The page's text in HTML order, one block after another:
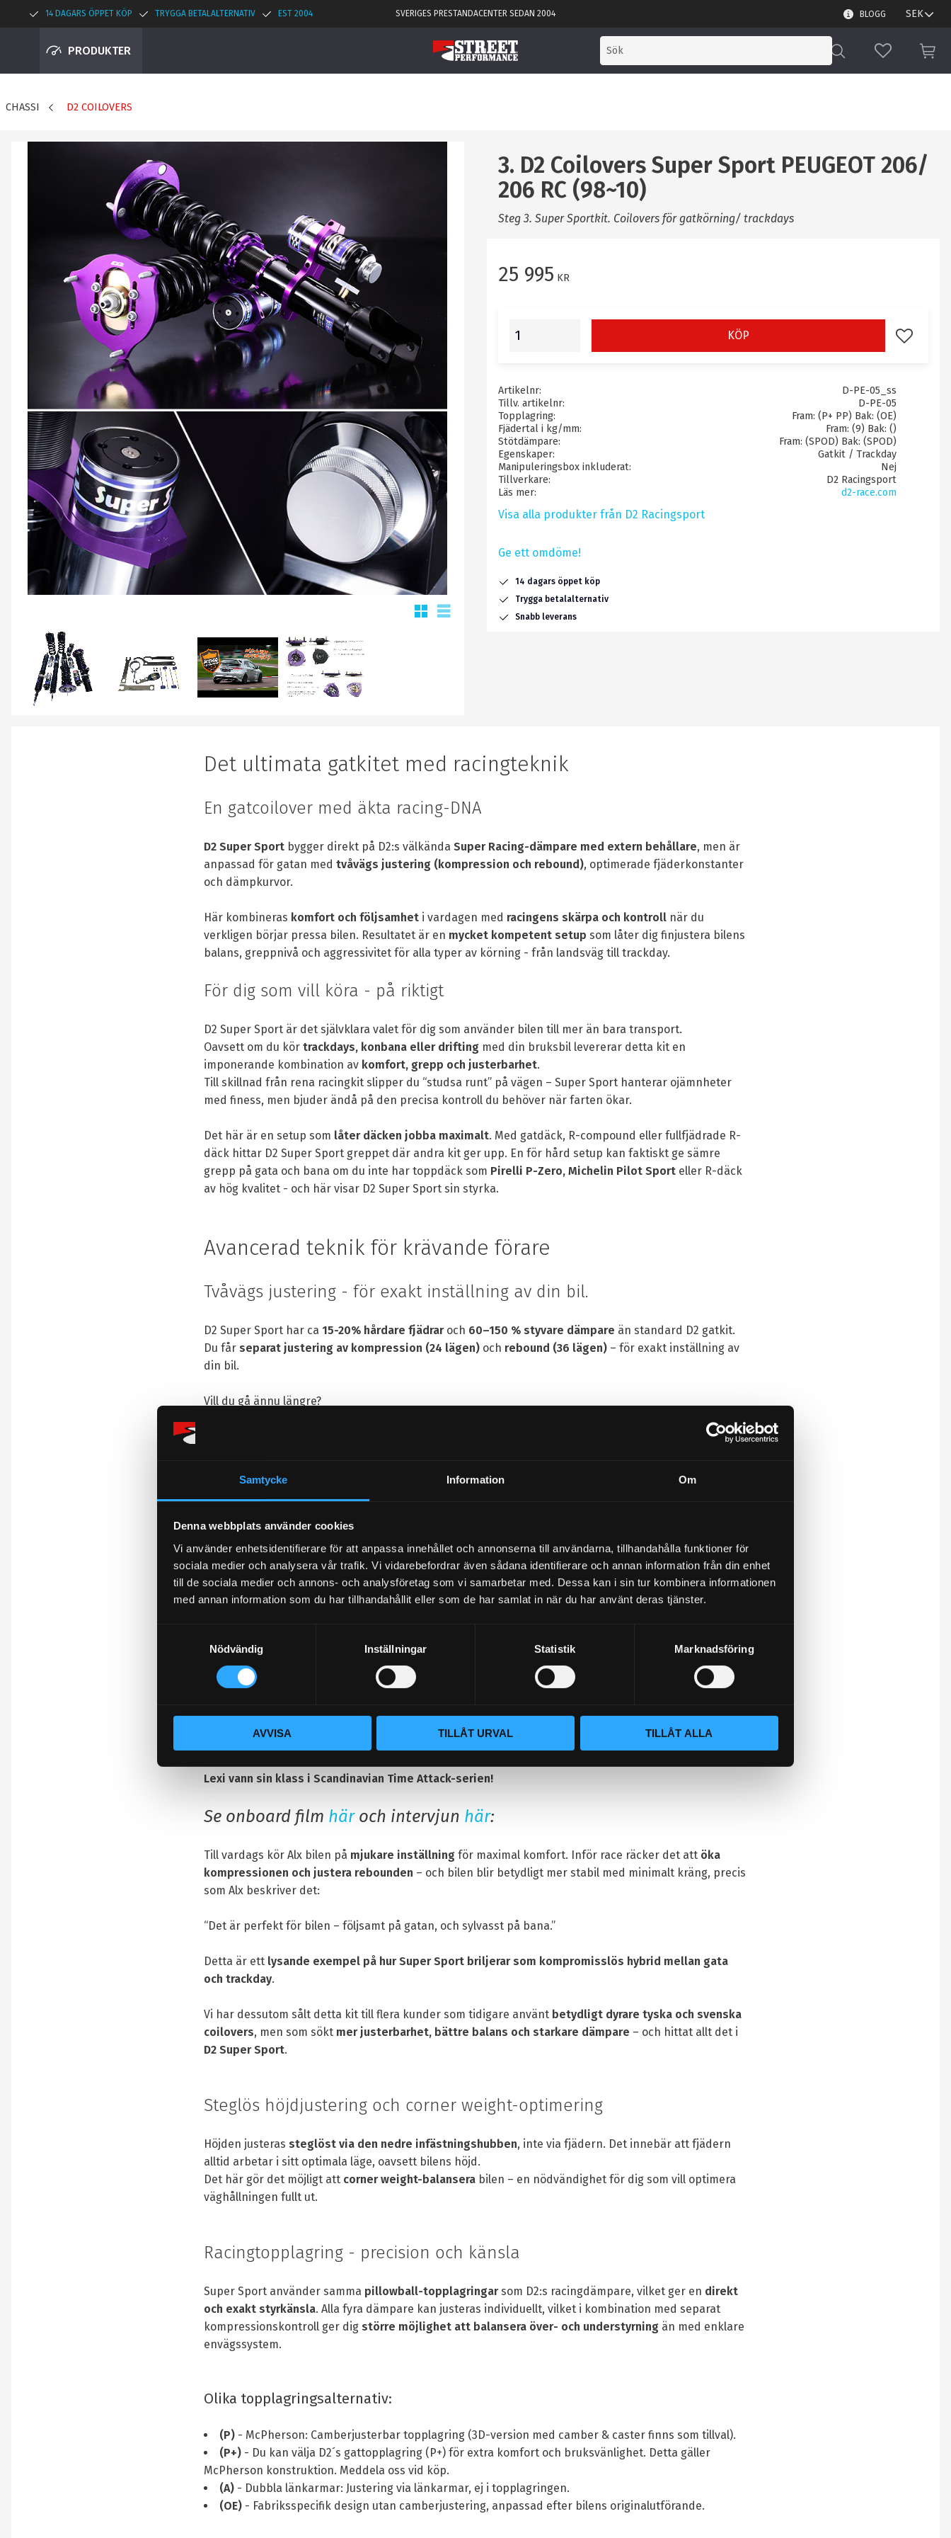
Samtycke Information Om
Denna webbplats använder cookies
Vi använder enhetsidentifierare för att anpassa innehållet och annonserna till användarna, tillhandahålla funktioner för
sociala medier och analysera vår trafik. Vi vidarebefordrar även sådana identifierare och annan information från din enhet
till de sociala medier och annons- och analysföretag som vi samarbetar med. Dessa kan i sin tur kombinera informationen
med annan information som du har tillhandahållit eller som de har samlat in när du har använt deras tjänster.
s
Nödvändig Inställningar Statistik Marknadsföring
AVVISA TILLÅT URVAL TILLÅT ALLA
14 DAGARS ÖPPET KÖP TRYGGA BETALALTERNATIV EST 2004 SVERIGES PRESTANDACENTER SEDAN 2004 BLOGG
PRODUKTER
FAVORITER
CHASSI D2 COILOVERS
3. D2 Coilovers Super Sport PEUGEOT 206/
206 RC (98~10)
Steg 3. Super Sportkit. Coilovers för gatkörning/ trackdays
Rutnätsvy
Listvy
25 995 KR
KÖP Lägg till i
Artikelnr
D-PE-05_ss
Tillv. artikelnr
D-PE-05
Topplagring
Fram: (P+ PP) Bak: (OE)
Fjädertal i kg/mm
Fram: (9) Bak: ()
Stötdämpare
Fram: (SPOD) Bak: (SPOD)
Egenskaper
Gatkit / Trackday
Manipuleringsbox inkluderat
Nej
Tillverkare
D2 Racingsport
Läs mer
d2-race.com
Visa alla produkter från D2 Racingsport
Ge ett omdöme!
14 dagars öppet köp
Trygga betalalternativ
Snabb leverans
Det ultimata gatkitet med racingteknik
En gatcoilover med äkta racing-DNA
D2 Super Sport bygger direkt på D2:s välkända Super Racing-dämpare med extern behållare, men är
anpassad för gatan med tvåvägs justering (kompression och rebound), optimerade fjäderkonstanter
och dämpkurvor.
Här kombineras komfort och följsamhet i vardagen med racingens skärpa och kontroll när du
verkligen börjar pressa bilen. Resultatet är en mycket kompetent setup som låter dig finjustera bilens
balans, greppnivå och aggressivitet för alla typer av körning - från landsväg till trackday.
För dig som vill köra - på riktigt
D2 Super Sport är det självklara valet för dig som använder bilen till mer än bara transport.
Oavsett om du kör trackdays, konbana eller drifting med din bruksbil levererar detta kit en
imponerande kombination av komfort, grepp och justerbarhet.
Till skillnad från rena racingkit slipper du “studsa runt” på vägen – Super Sport hanterar ojämnheter
med finess, men bjuder ändå på den precisa kontroll du behöver när farten ökar.
Det här är en setup som låter däcken jobba maximalt. Med gatdäck, R-compound eller fullfjädrade R-
däck hittar D2 Super Sport greppet där andra kit ger upp. En för hård setup kan faktiskt ge sämre
grepp på gata och bana om du inte har toppdäck som Pirelli P-Zero, Michelin Pilot Sport eller R-däck
av hög kvalitet - och här visar D2 Super Sport sin styrka.
Avancerad teknik för krävande förare
Tvåvägs justering - för exakt inställning av din bil.
D2 Super Sport har ca 15-20% hårdare fjädraroch 60–150 % styvare dämpare än standard D2 gatkit.
Du får separat justering av kompression (24 lägen) och rebound (36 lägen) – för exakt inställning av
din bil.
Vill du gå ännu längre?
Ett levande bevis på hur välbalanserad D2 Super Sport är
NärAlx Danielsson, professionell racingförare och tidigare F1-testförare, kontaktade oss för att ta
fram ett chassi till derasHonda Civic Type-R FN2, var målet tydligt:
Med Alx gedigna erfarenhet av chassiinställning och vår djupa kunskap om
D2:s sortiment och
dämparteknik
D2 Super Sport coilover
- den perfekta kompromissen mellan
Lexi vann sin klass i Scandinavian Time Attack-serien!
Se onboard film häroch intervjun här:
Till vardags kör Alx bilen på mjukare inställning för maximal komfort. Inför race räcker det att öka
kompressionen och justera rebounden – och bilen blir betydligt mer stabil med minimalt kräng, precis
som Alx beskriver det:
“Det är perfekt för bilen – följsamt på gatan, och sylvasst på bana.”
Detta är ett lysande exempel på hur Super Sport briljerar som kompromisslös hybrid mellan gata
och trackday.
Vi har dessutom sålt detta kit till flera kunder som tidigare använt betydligt dyrare tyska och svenska
coilovers, men som sökt mer justerbarhet, bättre balans och starkare dämpare – och hittat allt det i
D2 Super Sport.
Steglös höjdjustering och corner weight-optimering
Höjden justeras steglöst via den nedre infästningshubben, inte via fjädern. Det innebär att fjädern
alltid arbetar i sitt optimala läge, oavsett bilens höjd.
Det här gör det möjligt att corner weight-balansera bilen – en nödvändighet för dig som vill optimera
väghållningen fullt ut.
Racingtopplagring - precision och känsla
Super Sport använder samma pillowball-topplagringarsom D2:s racingdämpare, vilket ger en direkt
och exakt styrkänsla. Alla fyra dämpare kan justeras individuellt, vilket i kombination med separat
kompressionskontroll ger dig större möjlighet att balansera över- och understyrning än med enklare
envägssystem.
Olika topplagringsalternativ:
(P) - McPherson: Camberjusterbar topplagring (3D-version med camber & caster finns som tillval).
(P+) - Du kan välja D2´s gattopplagring (P+) för extra komfort och bruksvänlighet. Detta gäller
McPherson konstruktion. Meddela oss vid köp.
(A) - Dubbla länkarmar: Justering via länkarmar, ej i topplagringen.
(OE) - Fabriksspecifik design utan camberjustering, anpassad efter bilens originalutförande.